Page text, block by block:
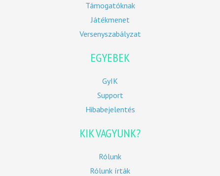
Támogatóknak
Játékmenet
Versenyszabályzat
EGYEBEK
GyIK
Support
Hibabejelentés
KIK VAGYUNK?
Rólunk
Rólunk írták